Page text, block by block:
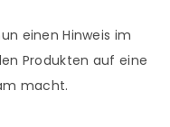
einen Hinweis im
Produkten auf eine
macht.